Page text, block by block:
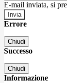
E-mail inviata, si
Errore
Chiudi
Successo
Chiudi
Informazione